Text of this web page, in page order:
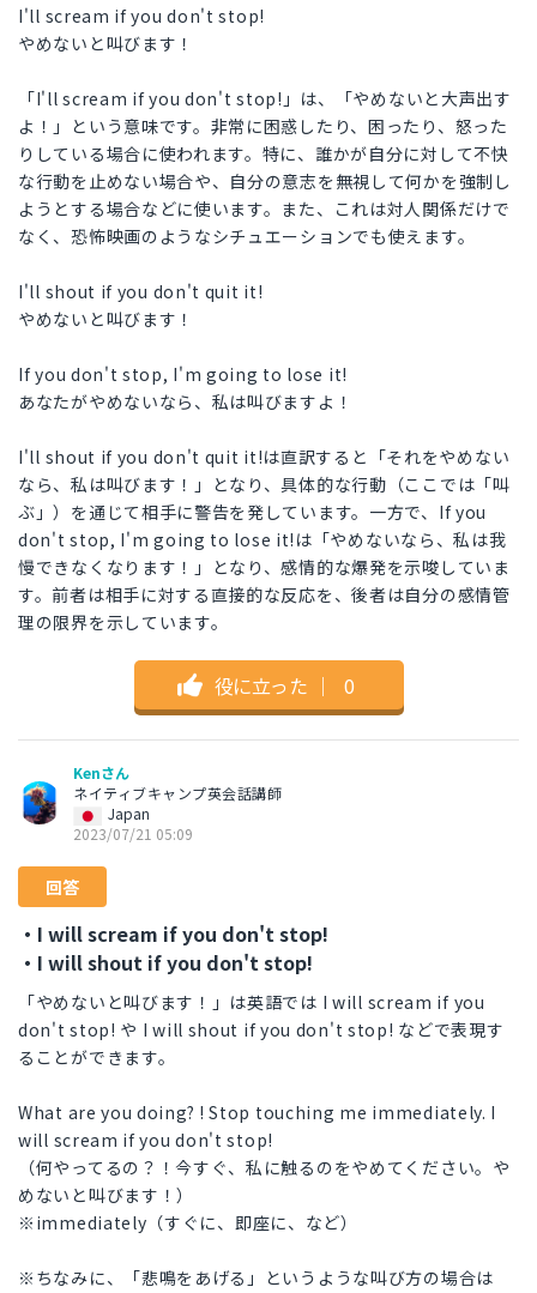
I'll scream if you don't stop!
やめないと叫びます！
「I'll scream if you don't stop!」は、「やめないと大声出す
よ！」という意味です。非常に困惑したり、困ったり、怒った
りしている場合に使われます。特に、誰かが自分に対して不快
な行動を止めない場合や、自分の意志を無視して何かを強制し
ようとする場合などに使います。また、これは対人関係だけで
なく、恐怖映画のようなシチュエーションでも使えます。
I'll shout if you don't quit it!
やめないと叫びます！
If you don't stop, I'm going to lose it!
あなたがやめないなら、私は叫びますよ！
I'll shout if you don't quit it!は直訳すると「それをやめない
なら、私は叫びます！」となり、具体的な行動（ここでは「叫
ぶ」）を通じて相手に警告を発しています。一方で、If you
don't stop, I'm going to lose it!は「やめないなら、私は我
慢できなくなります！」となり、感情的な爆発を示唆していま
す。前者は相手に対する直接的な反応を、後者は自分の感情管
理の限界を示しています。
役に立った ｜ 0
Kenさん
ネイティブキャンプ英会話講師
Japan
2023/07/21 05:09
回答
・I will scream if you don't stop!
・I will shout if you don't stop!
「やめないと叫びます！」は英語では I will scream if you
don't stop! や I will shout if you don't stop! などで表現す
ることができます。
What are you doing? ! Stop touching me immediately. I
will scream if you don't stop!
（何やってるの？！今すぐ、私に触るのをやめてください。や
めないと叫びます！）
※immediately（すぐに、即座に、など）
※ちなみに、「悲鳴をあげる」というような叫び方の場合は